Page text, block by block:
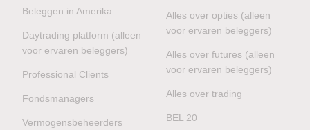
Beleggen in Amerika
Daytrading platform (alleen
voor ervaren beleggers)
Professional Clients
Fondsmanagers
Vermogensbeheerders
Alles over opties (alleen
voor ervaren beleggers)
Alles over futures (alleen
voor ervaren beleggers)
Alles over trading
BEL 20